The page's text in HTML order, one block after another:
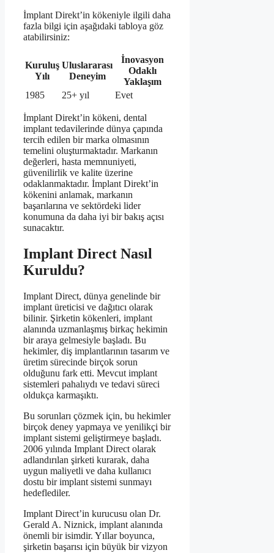
İmplant Direkt’in kökeniyle ilgili daha
fazla bilgi için aşağıdaki tabloya göz
atabilirsiniz:
Kuruluş
Yılı
Uluslararası
Deneyim
İnovasyon
Odaklı
Yaklaşım
1985
25+ yıl Evet
İmplant Direkt’in kökeni, dental
implant tedavilerinde dünya çapında
tercih edilen bir marka olmasının
temelini oluşturmaktadır. Markanın
değerleri, hasta memnuniyeti,
güvenilirlik ve kalite üzerine
odaklanmaktadır. İmplant Direkt’in
kökenini anlamak, markanın
başarılarına ve sektördeki lider
konumuna da daha iyi bir bakış açısı
sunacaktır.
Implant Direct Nasıl
Kuruldu?
Implant Direct, dünya genelinde bir
implant üreticisi ve dağıtıcı olarak
bilinir. Şirketin kökenleri, implant
alanında uzmanlaşmış birkaç hekimin
bir araya gelmesiyle başladı. Bu
hekimler, diş implantlarının tasarım ve
üretim sürecinde birçok sorun
olduğunu fark etti. Mevcut implant
sistemleri pahalıydı ve tedavi süreci
oldukça karmaşıktı.
Bu sorunları çözmek için, bu hekimler
birçok deney yapmaya ve yenilikçi bir
implant sistemi geliştirmeye başladı.
2006 yılında Implant Direct olarak
adlandırılan şirketi kurarak, daha
uygun maliyetli ve daha kullanıcı
dostu bir implant sistemi sunmayı
hedeflediler.
Implant Direct’in kurucusu olan Dr.
Gerald A. Niznick, implant alanında
önemli bir isimdir. Yıllar boyunca,
şirketin başarısı için büyük bir vizyon